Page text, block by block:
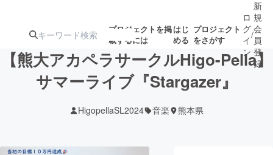
プロジェクトを掲
載するには
はじ
める
プロジェクト
をさがす
ターン
ジェクト
募集終了が近いプ
ロジェクト
ロ
グ
イ
ン
/
新
規
会
員
登
録
【熊大アカペラサークルHigo-Pella】
サマーライブ『Stargazer』
HigopellaSL2024 音楽 熊本県